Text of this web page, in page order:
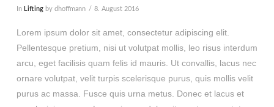
In Liftingby dhoffmann 8. August 2016
Lorem ipsum dolor sit amet, consectetur adipiscing elit.
Pellentesque pretium, nisi ut volutpat mollis, leo risus interdum
arcu, eget facilisis quam felis id mauris. Ut convallis, lacus nec
ornare volutpat, velit turpis scelerisque purus, quis mollis velit
purus ac massa. Fusce quis urna metus. Donec et lacus et